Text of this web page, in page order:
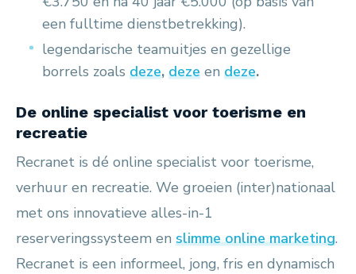
een fulltime dienstbetrekking).
legendarische teamuitjes en gezellige
borrels zoals deze, deze en deze.
De online specialist voor toerisme en
recreatie
Recranet is dé online specialist voor toerisme,
verhuur en recreatie. We groeien (inter)nationaal
met ons innovatieve alles-in-1
reserveringssysteem en slimme online marketing.
Recranet is een informeel, jong, fris en dynamisch